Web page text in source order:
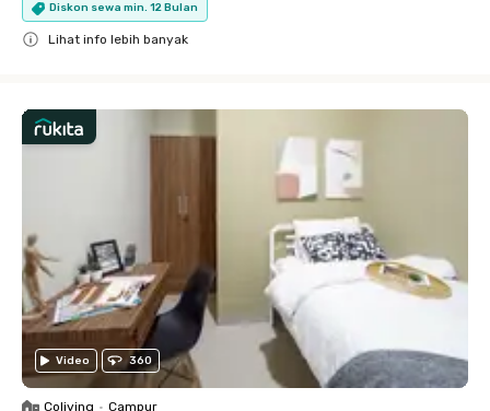
Diskon sewa min. 12 Bulan
Lihat info lebih banyak
Video 360
Coliving • Campur